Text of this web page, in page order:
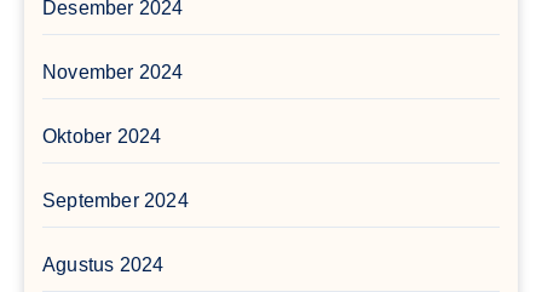
Desember 2024
November 2024
Oktober 2024
September 2024
Agustus 2024